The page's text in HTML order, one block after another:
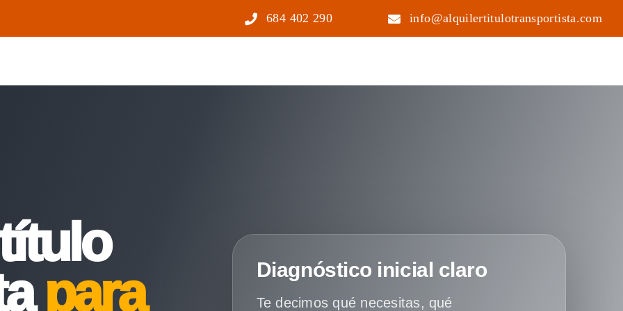
684 402 290 info@alquilertitulotransportista.com
para
Diagnóstico inicial claro
Te decimos qué necesitas, qué